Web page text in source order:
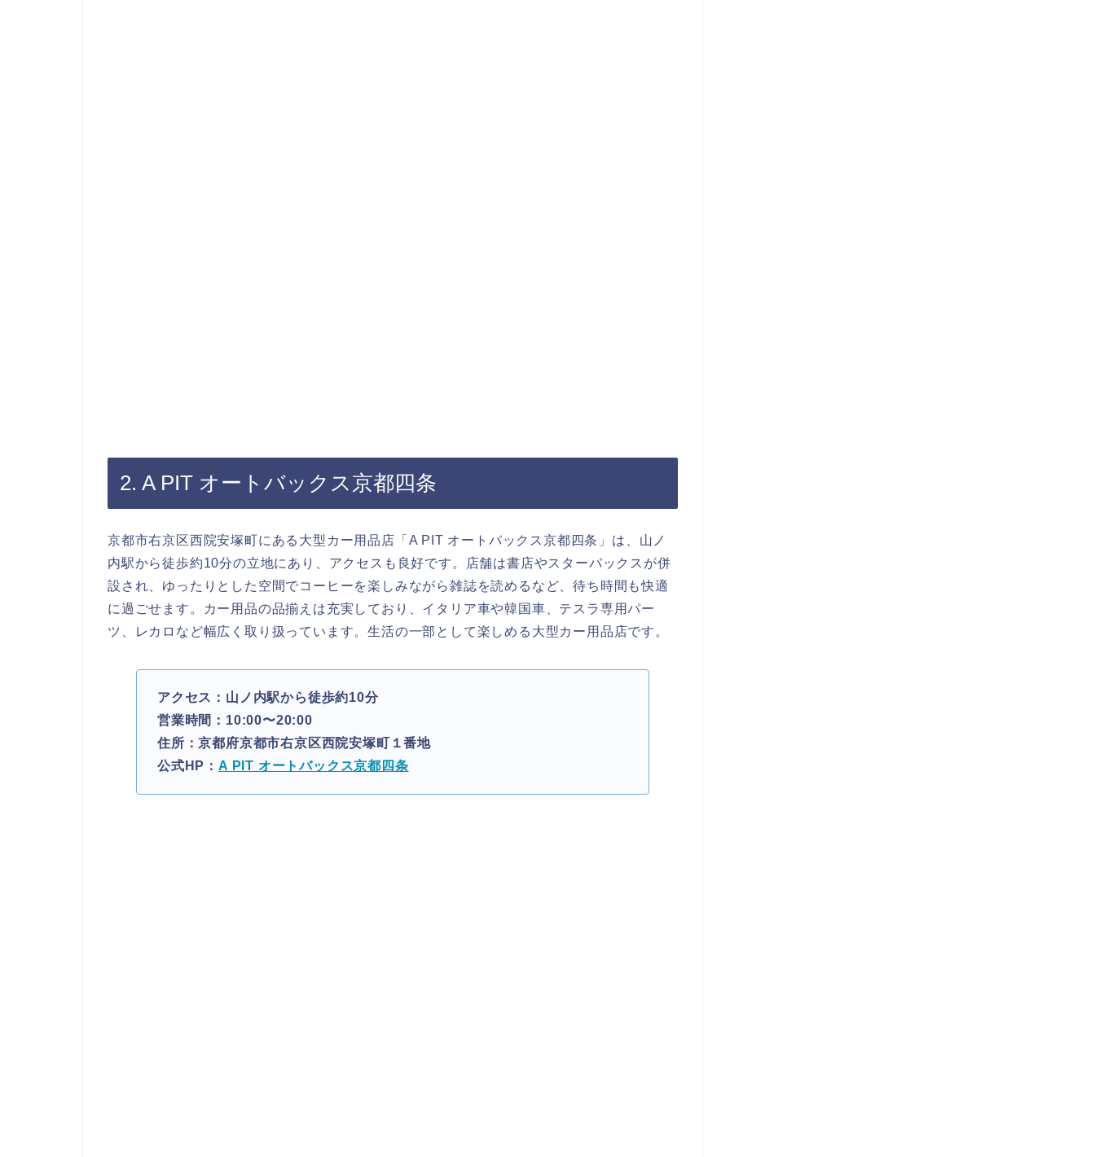
2. A PIT オートバックス京都四条
京都市右京区西院安塚町にある大型カー用品店「A PIT オートバックス京都四条」は、山ノ
内駅から徒歩約10分の立地にあり、アクセスも良好です。店舗は書店やスターバックスが併
設され、ゆったりとした空間でコーヒーを楽しみながら雑誌を読めるなど、待ち時間も快適
に過ごせます。カー用品の品揃えは充実しており、イタリア車や韓国車、テスラ専用パー
ツ、レカロなど幅広く取り扱っています。生活の一部として楽しめる大型カー用品店です。
アクセス：山ノ内駅から徒歩約10分
営業時間：10:00〜20:00
住所：京都府京都市右京区西院安塚町１番地
公式HP： A PIT オートバックス京都四条